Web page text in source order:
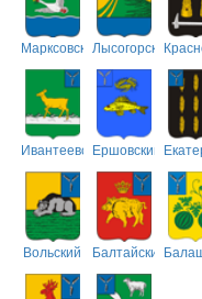
МарксовскийЛысогорский
ИвантеевскийЕршовский
Вольский Балтайский